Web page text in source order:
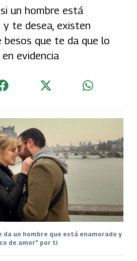
un hombre está
te desea, existen
besos que te da que lo
evidencia
da un hombre que está enamorado y
de amor” por ti